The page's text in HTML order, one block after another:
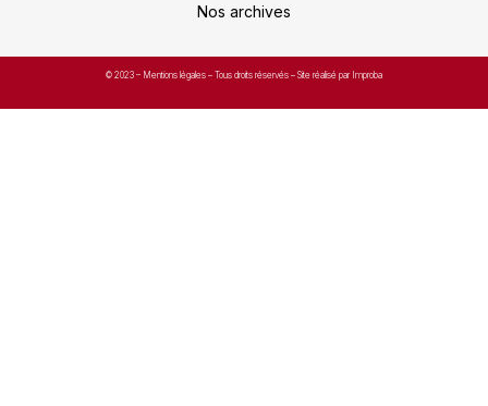
Nos archives
© 2023 – Mentions légales – Tous droits réservés – Site réalisé par Improba